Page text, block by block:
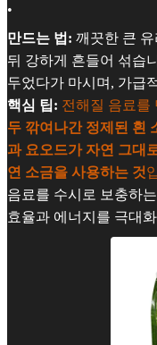
•
만드는 법: 깨끗한 큰
뒤 강하게 흔들어 섞습
두었다가 마시며, 가급
핵심 팁: 전해질 음료를
두 깎여나간 정제된 흰
과 요오드가 자연 그대
연 소금을 사용하는 것
음료를 수시로 보충하
효율과 에너지를 극대